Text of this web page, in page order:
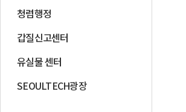
청렴행정
갑질신고센터
유실물 센터
SEOULTECH광장